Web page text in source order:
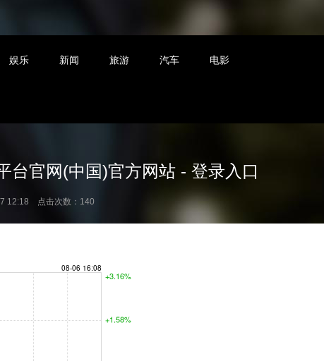
娱乐 新闻 旅游 汽车 电影
台官网(中国)官方网站 - 登录入口
12:18 点击次数：140